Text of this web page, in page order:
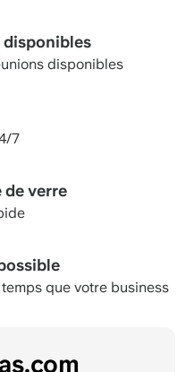
disponibles
disponibles
7
verre
que votre business